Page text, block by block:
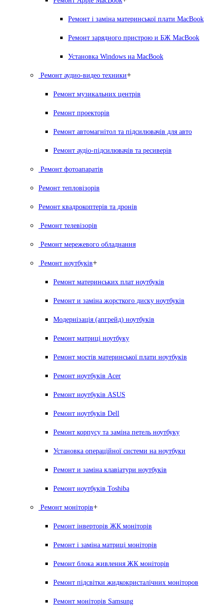
Ремонт і заміна материнської плати MacBook
Ремонт зарядного пристрою и БЖ MacBook
Установка Windows на MacBook
Ремонт аудио-видео техники+
Ремонт музикальних центрів
Ремонт проекторів
Ремонт автомагнітол та підсилювачів для авто
Ремонт аудіо-підсилювачів та ресиверів
Ремонт фотоапаратів
Ремонт тепловізорів
Ремонт квадрокоптерів та дронів
Ремонт телевізорів
Ремонт мережевого обладнання
Ремонт ноутбуків+
Ремонт материнських плат ноутбуків
Ремонт и заміна жорсткого диску ноутбуків
Модернізація (апгрейд) ноутбуків
Ремонт матриці ноутбуку
Ремонт мостів материнської плати ноутбуків
Ремонт ноутбуків Acer
Ремонт ноутбуків ASUS
Ремонт ноутбуків Dell
Ремонт корпусу та заміна петель ноутбуку
Установка операційної системи на ноутбуки
Ремонт и заміна клавіатури ноутбуків
Ремонт ноутбуків Toshiba
Ремонт моніторів+
Ремонт інверторів ЖК моніторів
Ремонт і заміна матриці моніторів
Ремонт блока живлення ЖК моніторів
Ремонт підсвітки жидкокристалічних моніторов
Ремонт моніторів Samsung